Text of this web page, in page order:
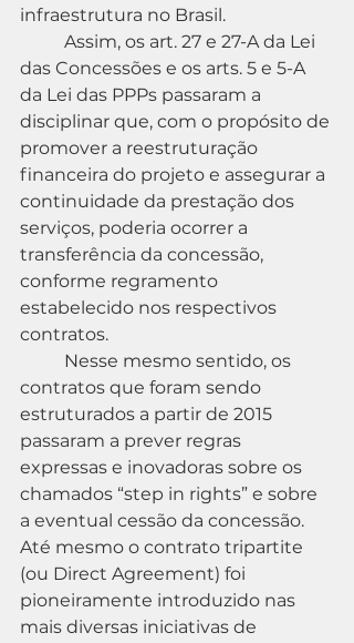
infraestrutura no Brasil.
das Concessões e os arts. 5 e 5-A
da Lei das PPPs passaram a
disciplinar que, com o propósito de
promover a reestruturação
financeira do projeto e assegurar a
continuidade da prestação dos
serviços, poderia ocorrer a
transferência da concessão,
conforme regramento
estabelecido nos respectivos
contratos.
contratos que foram sendo
estruturados a partir de 2015
passaram a prever regras
expressas e inovadoras sobre os
chamados “step in rights” e sobre
a eventual cessão da concessão.
Até mesmo o contrato tripartite
(ou Direct Agreement) foi
pioneiramente introduzido nas
mais diversas iniciativas de